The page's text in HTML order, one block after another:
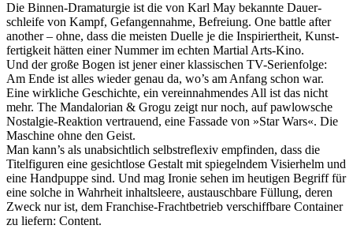
Die Binnen-Drama­turgie ist die von Karl May bekannte Dauer­
schleife von Kampf, Gefan­gen­nahme, Befreiung. One battle after
another – ohne, dass die meisten Duelle je die Inspi­riert­heit, Kunst­
fer­tig­keit hätten einer Nummer im echten Martial Arts-Kino.
Und der große Bogen ist jener einer klas­si­schen TV-Seri­en­folge:
Am Ende ist alles wieder genau da, wo’s am Anfang schon war.
Eine wirkliche Geschichte, ein verein­nah­mendes All ist das nicht
mehr. The Mandalo­rian & Grogu zeigt nur noch, auf pawlow­sche
Nostalgie-Reaktion vertrauend, eine Fassade von »Star Wars«. Die
Maschine ohne den Geist.
Man kann’s als unab­sicht­lich selbst­re­flexiv empfinden, dass die
Titel­fi­guren eine gesicht­lose Gestalt mit spie­gelndem Visier­helm und
eine Handpuppe sind. Und mag Ironie sehen im heutigen Begriff für
eine solche in Wahrheit inhalts­leere, austausch­bare Füllung, deren
Zweck nur ist, dem Franchise-Fracht­be­trieb verschiff­bare Container
zu liefern: Content.